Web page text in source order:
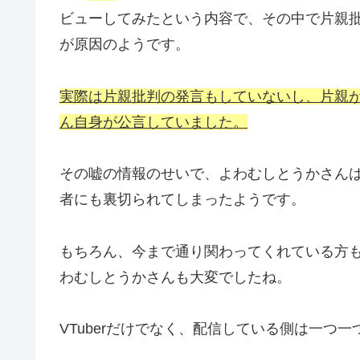
ビューしてみたという内容で、その中で片親
が原因のようです。
実際は片親批判の発言もしていないし、片親
ん自身が公言していました。
その嘘の情報のせいで、よわむしとうかさん
者にも裏切られてしまったようです。
もちろん、今まで通り関わってくれている方
わむしとうかさんも大変でしたね。
VTuberだけでなく、配信している側は一つ